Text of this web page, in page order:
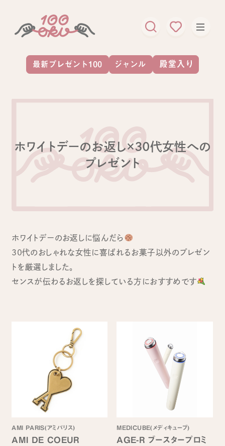
ホワイトデーのお返し×30代女性への
プレゼント
ホワイトデーのお返しに悩んだら
30代のおしゃれな女性に喜ばれるお菓子以外のプレゼン
トを厳選しました。
センスが伝わるお返しを探している方におすすめです
AMI PARIS(アミパリス)
AMI DE COEUR
MEDICUBE(メディキューブ)
AGE-R ブースタープロミ